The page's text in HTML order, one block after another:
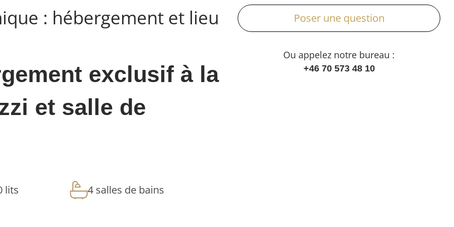
: hébergement et lieu
exclusif à la
et salle de
lits 4 salles de bains
Poser une question
Ou appelez notre bureau :
+46 70 573 48 10